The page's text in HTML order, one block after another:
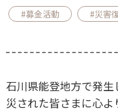
#募金活動 #災害
石川県能登地方で発
災された皆さまに心よ